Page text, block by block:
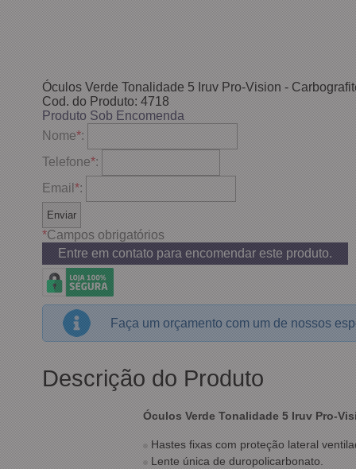
Óculos Verde Tonalidade 5 Iruv Pro-Vision -
Cod. do Produto: 4718
Produto Sob Encomenda
Nome*:
Telefone*:
Email*:
*Campos obrigatórios
Entre em contato para encomendar este produto.
Faça um orçamento com um de nossos
Descrição do Produto
Óculos Verde Tonalidade 5 Iruv Pro-
Hastes fixas com proteção lateral
Lente única de duropolicarbonato.